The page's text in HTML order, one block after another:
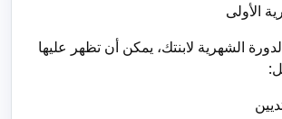
الأولى
الشهرية لابنتك، يمكن أن تظهر عليها